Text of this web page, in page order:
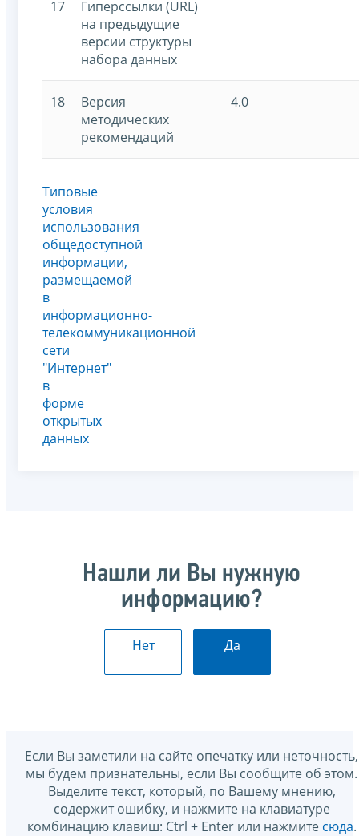
17
Гиперссылки (URL)
на предыдущие
версии структуры
набора данных
18
Версия
методических
рекомендаций
4.0
Типовые
условия
использования
общедоступной
информации,
размещаемой
в
информационно-
телекоммуникационной
сети
"Интернет"
в
форме
открытых
данных
Нашли ли Вы нужную
информацию?
Нет Да
Если Вы заметили на сайте опечатку или неточность,
мы будем признательны, если Вы сообщите об этом.
Выделите текст, который, по Вашему мнению,
содержит ошибку, и нажмите на клавиатуре
комбинацию клавиш: Ctrl + Enter или нажмите сюда.